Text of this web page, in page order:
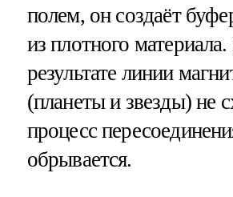
полем, он создаёт
из плотного
результате линии
(планеты и звезды) не
процесс
обрывается.